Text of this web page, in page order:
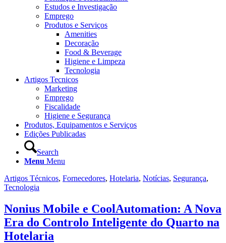
Estudos e Investigação
Emprego
Produtos e Serviços
Amenities
Decoração
Food & Beverage
Higiene e Limpeza
Tecnologia
Artigos Tecnicos
Marketing
Emprego
Fiscalidade
Higiene e Segurança
Produtos, Equipamentos e Serviços
Edições Publicadas
Search
Menu Menu
Artigos Técnicos, Fornecedores, Hotelaria, Notícias, Segurança,
Tecnologia
Nonius Mobile e CoolAutomation: A Nova
Era do Controlo Inteligente do Quarto na
Hotelaria